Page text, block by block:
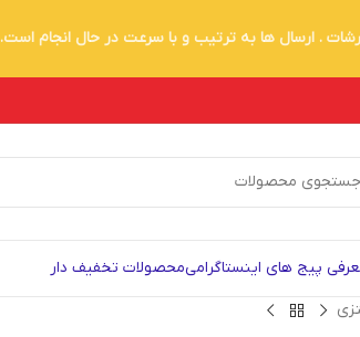
پیج های اینستاگرامیمحصولات تخفیف دار
. ارسال ها به ترتیب و با سرعت در حال انجام است.